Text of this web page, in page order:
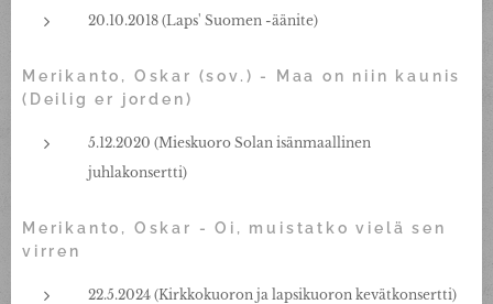
20.10.2018 (Laps' Suomen -äänite)
Merikanto, Oskar (sov.) - Maa on niin kaunis
(Deilig er jorden)
5.12.2020 (Mieskuoro Solan isänmaallinen
juhlakonsertti)
Merikanto, Oskar - Oi, muistatko vielä sen
virren
22.5.2024 (Kirkkokuoron ja lapsikuoron kevätkonsertti)